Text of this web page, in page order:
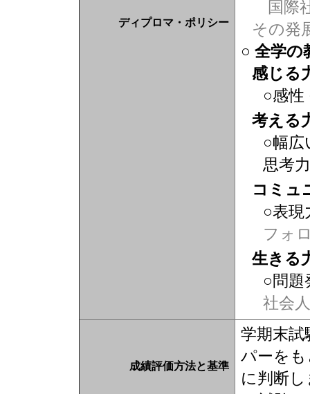
ディプロマ・ポリシー
国際
その発
○ 全学の
感じる
○感性
考える
○幅広
思考力
コミュ
○表現
フォ
生きる
○問題
社会
成績評価方法と基準
学期末
パーを
に判断